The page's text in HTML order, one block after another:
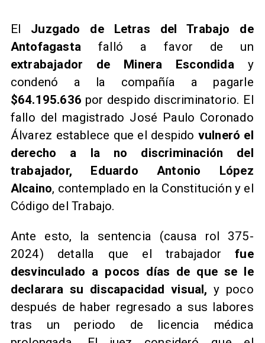
​El Juzgado de Letras del Trabajo de
Antofagasta falló a favor de un
extrabajador de Minera Escondida y
condenó a la compañía a pagarle
$64.195.636 por despido discriminatorio. El
fallo del magistrado José Paulo Coronado
Álvarez establece que el despido vulneró el
derecho a la no discriminación del
trabajador, Eduardo Antonio López
Alcaino, contemplado en la Constitución y el
Código del Trabajo.
Ante esto, la sentencia (causa rol 375-
2024) detalla que el trabajadorfue
desvinculado a pocos días de que se le
declarara su discapacidad visual, y poco
después de haber regresado a sus labores
tras un periodo de licencia médica